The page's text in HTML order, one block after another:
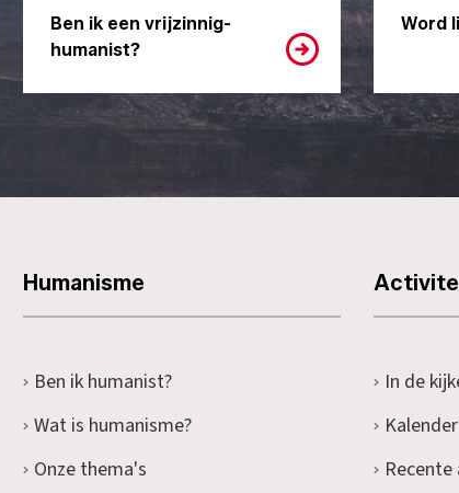
Ben ik een vrijzinnig-
humanist?
Word
Humanisme
Ben ik humanist?
Wat is humanisme?
Onze thema's
In de
Kalender